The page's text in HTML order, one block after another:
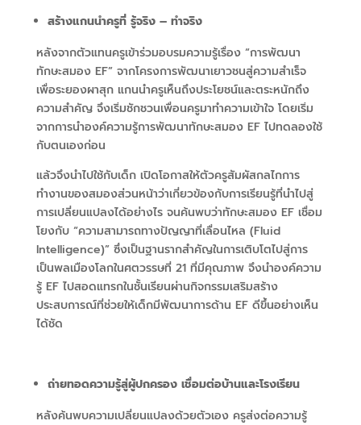
สร้างแกนนำครูที่ รู้จริง – ทำจริง
หลังจากตัวแทนครูเข้าร่วมอบรมความรู้เรื่อง “การพัฒนา
ทักษะสมอง EF” จากโครงการพัฒนาเยาวชนสู่ความสำเร็จ
เพื่อระยองผาสุก แกนนำครูเห็นถึงประโยชน์และตระหนักถึง
ความสำคัญ จึงเริ่มชักชวนเพื่อนครูมาทำความเข้าใจ โดยเริ่ม
จากการนำองค์ความรู้การพัฒนาทักษะสมอง EF ไปทดลองใช้
กับตนเองก่อน
แล้วจึงนำไปใช้กับเด็ก เปิดโอกาสให้ตัวครูสัมผัสกลไกการ
ทำงานของสมองส่วนหน้าว่าเกี่ยวข้องกับการเรียนรู้ที่นำไปสู่
การเปลี่ยนแปลงได้อย่างไร จนค้นพบว่าทักษะสมอง EF เชื่อม
โยงกับ “ความสามารถทางปัญญาที่เลื่อนไหล (Fluid
Intelligence)” ซึ่งเป็นฐานรากสำคัญในการเติบโตไปสู่การ
เป็นพลเมืองโลกในศตวรรษที่ 21 ที่มีคุณภาพ จึงนำองค์ความ
รู้ EF ไปสอดแทรกในชั้นเรียนผ่านกิจกรรมเสริมสร้าง
ประสบการณ์ที่ช่วยให้เด็กมีพัฒนาการด้าน EF ดีขึ้นอย่างเห็น
ได้ชัด
ถ่ายทอดความรู้สู่ผู้ปกครอง เชื่อมต่อบ้านและโรงเรียน
หลังค้นพบความเปลี่ยนแปลงด้วยตัวเอง ครูส่งต่อความรู้